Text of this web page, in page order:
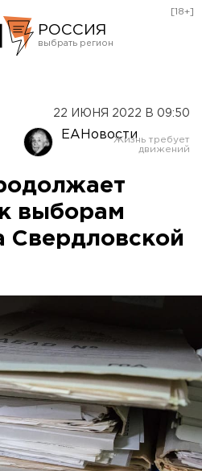
РОССИЯ
Оренбург
[18+]
22 ИЮНЯ 2022 В 09:50
ЕАНовости
выборам
Свердловской